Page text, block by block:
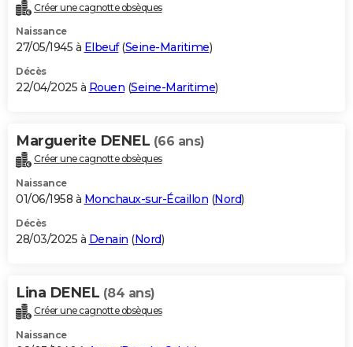
Créer une cagnotte obsèques
Naissance
27/05/1945 à Elbeuf(Seine-Maritime)
Décès
22/04/2025 à Rouen (Seine-Maritime)
Marguerite DENEL (66 ans)
Créer une cagnotte obsèques
Naissance
01/06/1958 à Monchaux-sur-Écaillon (Nord)
Décès
28/03/2025 à Denain (Nord)
Lina DENEL (84 ans)
Créer une cagnotte obsèques
Naissance